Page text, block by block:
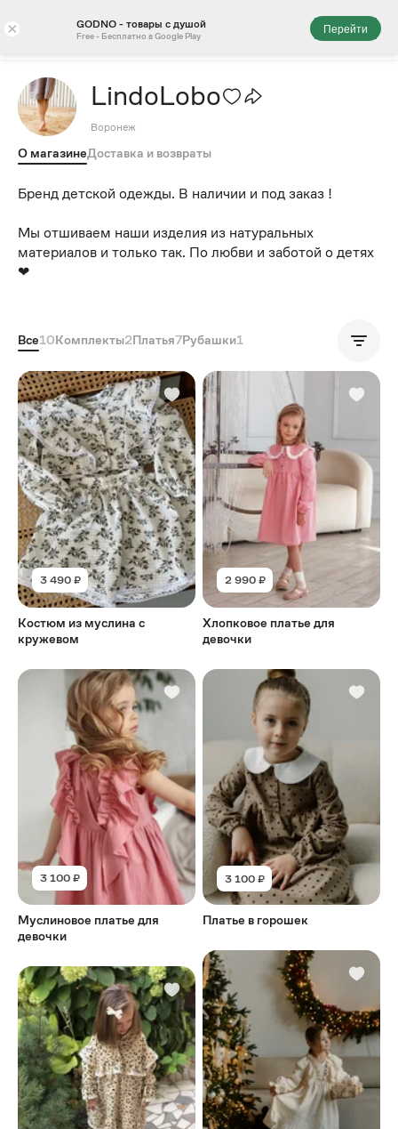
× GODNO - товары с душой
Free - Бесплатно в Google Play
Перейти
LindoLobo
Воронеж
О магазинеДоставка и возвраты
Бренд детской одежды. В наличии и под заказ !
Мы отшиваем наши изделия из натуральных
материалов и только так. По любви и заботой о детях
❤
Все10Комплекты2Платья7Рубашки1 Популярные
3 490 ₽
Костюм из муслина с
кружевом
3 100 ₽
Муслиновое платье для
девочки
2 990 ₽
Хлопковое платье для
девочки
3 100 ₽
Платье в горошек